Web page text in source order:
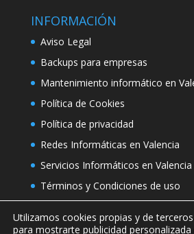
INFORMACIÓN
Aviso Legal
Backups para empresas
Mantenimiento informático en
Política de Cookies
Política de privacidad
Redes Informáticas en Valencia
Servicios Informáticos en Valencia
Términos y Condiciones de uso
Utilizamos cookies propias y de
para mostrarte publicidad